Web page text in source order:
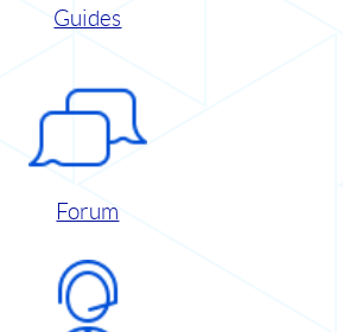
Guides
Forum